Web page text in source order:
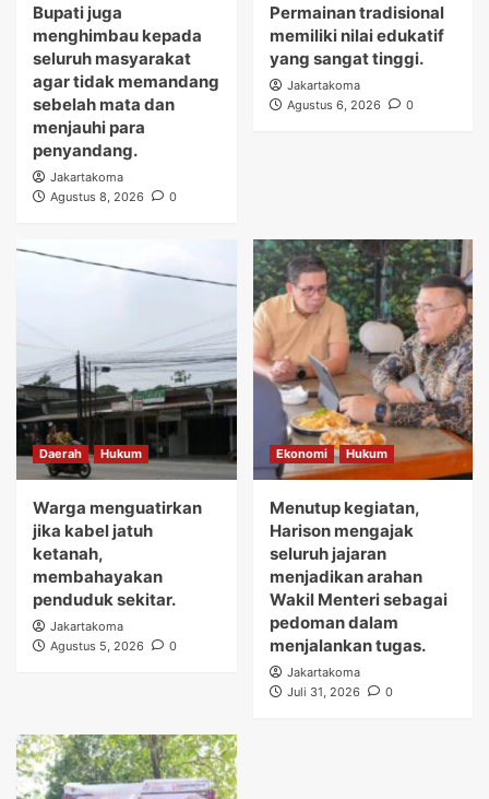
Bupati juga
menghimbau kepada
seluruh masyarakat
agar tidak memandang
sebelah mata dan
menjauhi para
penyandang.
Jakartakoma
Agustus 8, 2026
0
Permainan tradisional
memiliki nilai edukatif
yang sangat tinggi.
Jakartakoma
Agustus 6, 2026
0
Daerah Hukum
Warga menguatirkan
jika kabel jatuh
ketanah,
membahayakan
penduduk sekitar.
Jakartakoma
Agustus 5, 2026
0
Ekonomi Hukum
Menutup kegiatan,
Harison mengajak
seluruh jajaran
menjadikan arahan
Wakil Menteri sebagai
pedoman dalam
menjalankan tugas.
Jakartakoma
Juli 31, 2026
0